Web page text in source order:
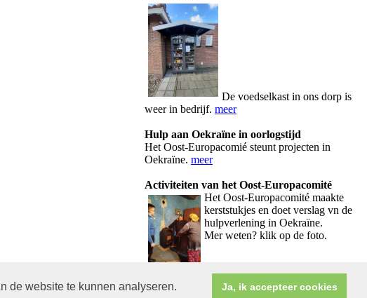
de website te kunnen analyseren. Ja, ik accepteer cookies
De voedselkast in ons dorp is
weer in bedrijf. meer
Hulp aan Oekraïne in oorlogstijd
Het Oost-Europacomié steunt projecten in
Oekraïne. meer
Activiteiten van het Oost-Europacomité
Het Oost-Europacomité maakte
kerststukjes en doet verslag vn de
hulpverlening in Oekraïne.
Mer weten? klik op de foto.